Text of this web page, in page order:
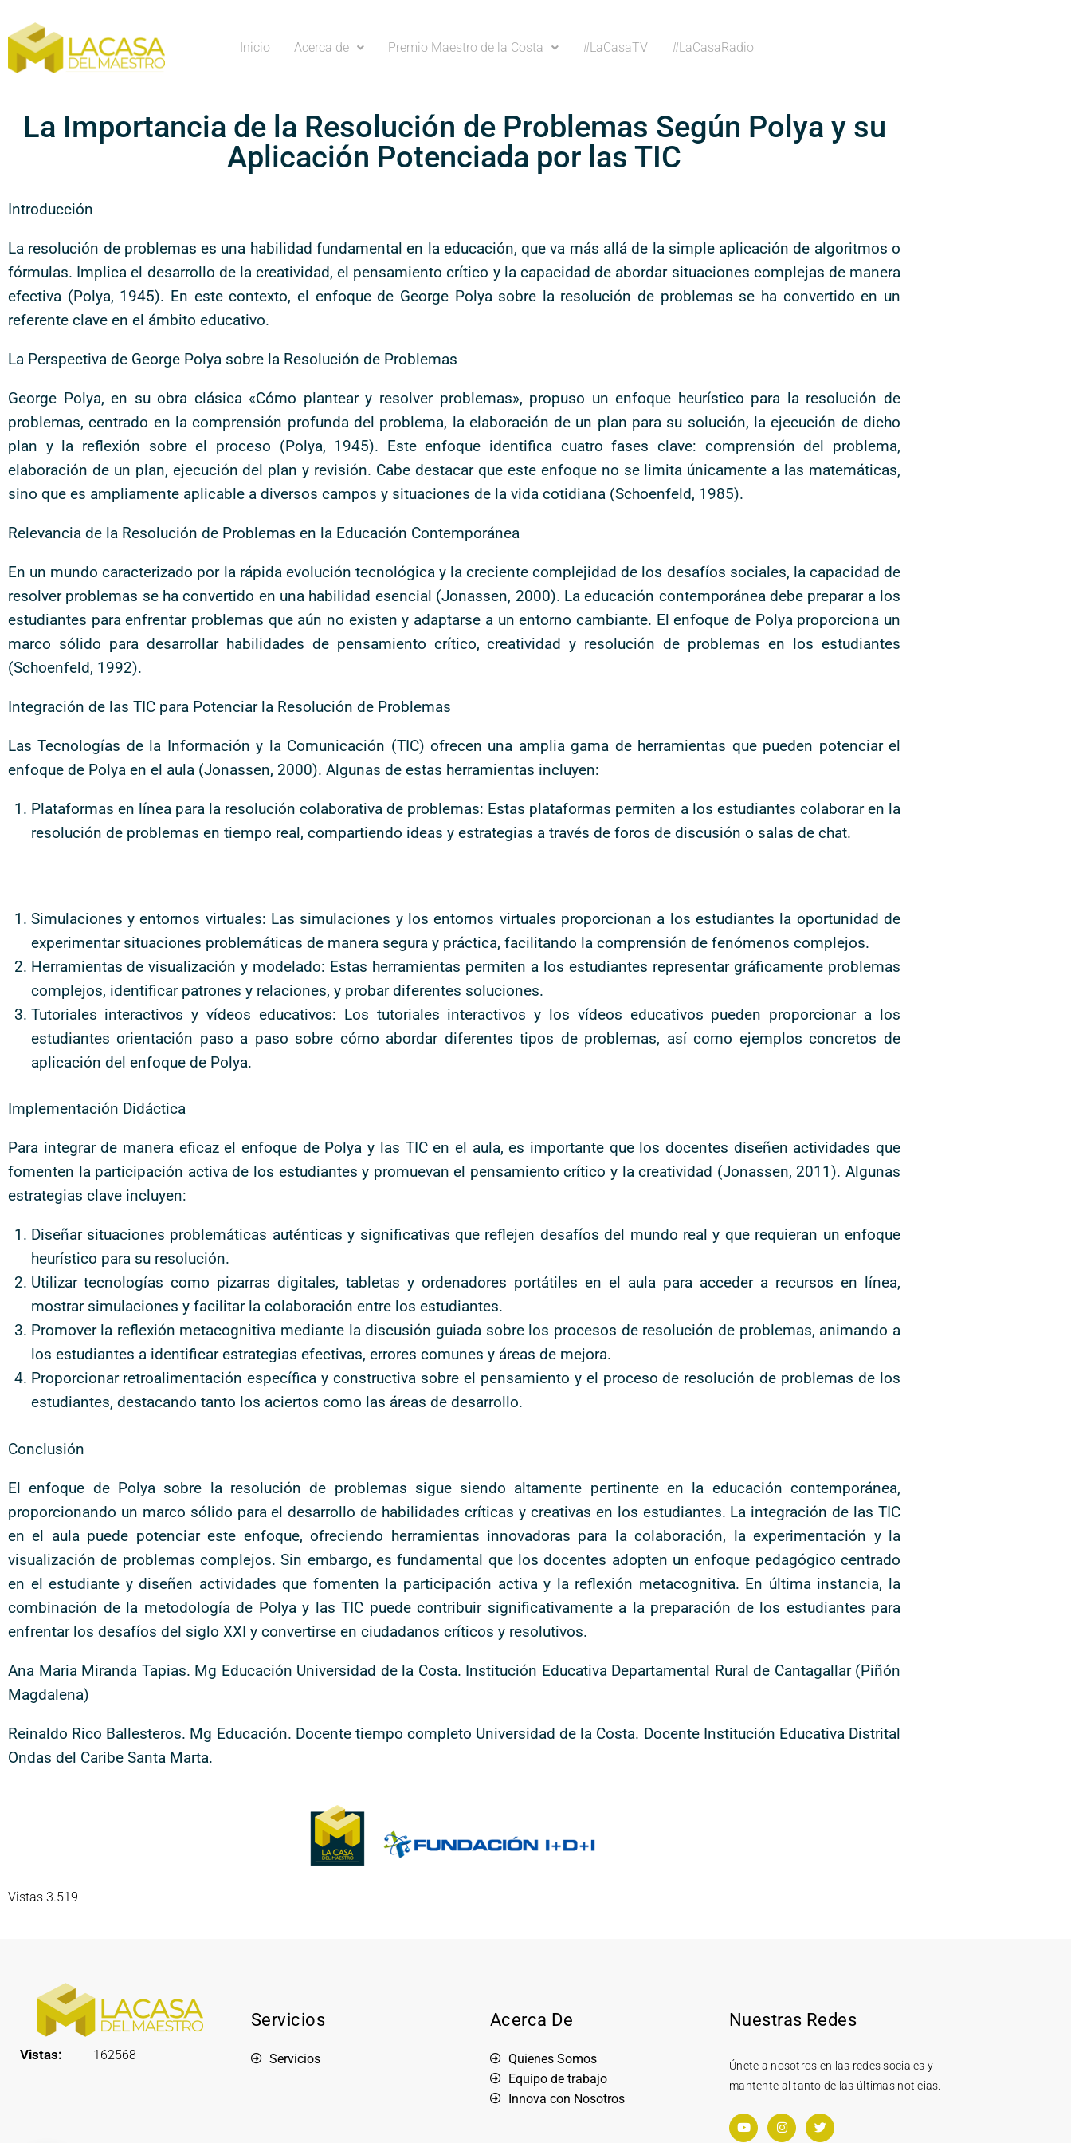
Inicio Acerca de Premio Maestro de la Costa #LaCasaTV #LaCasaRadio
La Importancia de la Resolución de Problemas Según Polya y su
Aplicación Potenciada por las TIC
Introducción
La resolución de problemas es una habilidad fundamental en la educación, que va más allá de la simple aplicación de algoritmos o
fórmulas. Implica el desarrollo de la creatividad, el pensamiento crítico y la capacidad de abordar situaciones complejas de manera
efectiva (Polya, 1945). En este contexto, el enfoque de George Polya sobre la resolución de problemas se ha convertido en un
referente clave en el ámbito educativo.
La Perspectiva de George Polya sobre la Resolución de Problemas
George Polya, en su obra clásica «Cómo plantear y resolver problemas», propuso un enfoque heurístico para la resolución de
problemas, centrado en la comprensión profunda del problema, la elaboración de un plan para su solución, la ejecución de dicho
plan y la reflexión sobre el proceso (Polya, 1945). Este enfoque identifica cuatro fases clave: comprensión del problema,
elaboración de un plan, ejecución del plan y revisión. Cabe destacar que este enfoque no se limita únicamente a las matemáticas,
sino que es ampliamente aplicable a diversos campos y situaciones de la vida cotidiana (Schoenfeld, 1985).
Relevancia de la Resolución de Problemas en la Educación Contemporánea
En un mundo caracterizado por la rápida evolución tecnológica y la creciente complejidad de los desafíos sociales, la capacidad de
resolver problemas se ha convertido en una habilidad esencial (Jonassen, 2000). La educación contemporánea debe preparar a los
estudiantes para enfrentar problemas que aún no existen y adaptarse a un entorno cambiante. El enfoque de Polya proporciona un
marco sólido para desarrollar habilidades de pensamiento crítico, creatividad y resolución de problemas en los estudiantes
(Schoenfeld, 1992).
Integración de las TIC para Potenciar la Resolución de Problemas
Las Tecnologías de la Información y la Comunicación (TIC) ofrecen una amplia gama de herramientas que pueden potenciar el
enfoque de Polya en el aula (Jonassen, 2000). Algunas de estas herramientas incluyen:
Plataformas en línea para la resolución colaborativa de problemas: Estas plataformas permiten a los estudiantes colaborar en la
resolución de problemas en tiempo real, compartiendo ideas y estrategias a través de foros de discusión o salas de chat.
Simulaciones y entornos virtuales: Las simulaciones y los entornos virtuales proporcionan a los estudiantes la oportunidad de
experimentar situaciones problemáticas de manera segura y práctica, facilitando la comprensión de fenómenos complejos.
Herramientas de visualización y modelado: Estas herramientas permiten a los estudiantes representar gráficamente problemas
complejos, identificar patrones y relaciones, y probar diferentes soluciones.
Tutoriales interactivos y vídeos educativos: Los tutoriales interactivos y los vídeos educativos pueden proporcionar a los
estudiantes orientación paso a paso sobre cómo abordar diferentes tipos de problemas, así como ejemplos concretos de
aplicación del enfoque de Polya.
Implementación Didáctica
Para integrar de manera eficaz el enfoque de Polya y las TIC en el aula, es importante que los docentes diseñen actividades que
fomenten la participación activa de los estudiantes y promuevan el pensamiento crítico y la creatividad (Jonassen, 2011). Algunas
estrategias clave incluyen:
Diseñar situaciones problemáticas auténticas y significativas que reflejen desafíos del mundo real y que requieran un enfoque
heurístico para su resolución.
Utilizar tecnologías como pizarras digitales, tabletas y ordenadores portátiles en el aula para acceder a recursos en línea,
mostrar simulaciones y facilitar la colaboración entre los estudiantes.
Promover la reflexión metacognitiva mediante la discusión guiada sobre los procesos de resolución de problemas, animando a
los estudiantes a identificar estrategias efectivas, errores comunes y áreas de mejora.
Proporcionar retroalimentación específica y constructiva sobre el pensamiento y el proceso de resolución de problemas de los
estudiantes, destacando tanto los aciertos como las áreas de desarrollo.
Conclusión
El enfoque de Polya sobre la resolución de problemas sigue siendo altamente pertinente en la educación contemporánea,
proporcionando un marco sólido para el desarrollo de habilidades críticas y creativas en los estudiantes. La integración de las TIC
en el aula puede potenciar este enfoque, ofreciendo herramientas innovadoras para la colaboración, la experimentación y la
visualización de problemas complejos. Sin embargo, es fundamental que los docentes adopten un enfoque pedagógico centrado
en el estudiante y diseñen actividades que fomenten la participación activa y la reflexión metacognitiva. En última instancia, la
combinación de la metodología de Polya y las TIC puede contribuir significativamente a la preparación de los estudiantes para
enfrentar los desafíos del siglo XXI y convertirse en ciudadanos críticos y resolutivos.
Ana Maria Miranda Tapias. Mg Educación Universidad de la Costa. Institución Educativa Departamental Rural de Cantagallar (Piñón
Magdalena)
Reinaldo Rico Ballesteros. Mg Educación. Docente tiempo completo Universidad de la Costa. Docente Institución Educativa Distrital
Ondas del Caribe Santa Marta.
Vistas 3.519
Vistas: 162568
Servicios
Servicios
Acerca De
Quienes Somos
Equipo de trabajo
Innova con Nosotros
Nuestras Redes
Únete a nosotros en las redes sociales y
mantente al tanto de las últimas noticias.